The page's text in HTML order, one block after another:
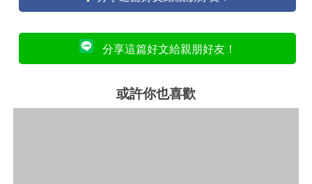
分享這篇好文給親朋好友！
或許你也喜歡